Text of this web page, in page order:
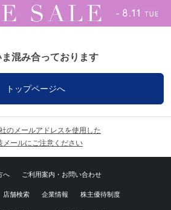
ま混み合っております
トップページへ
のメールアドレスを使用した
メールにご注意ください
へ ご利用案内・お問い合わせ
店舗検索 企業情報 株主優待制度